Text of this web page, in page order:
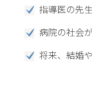
指導医の先
病院の社会
将来、結婚